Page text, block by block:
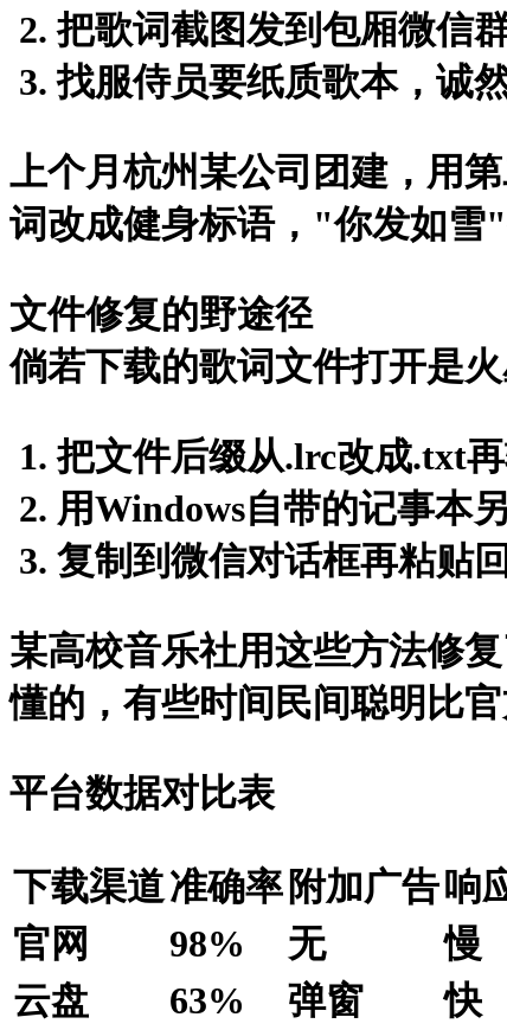
把歌词截图发到包厢微信
找服侍员要纸质歌本，诚
上个月杭州某公司团建，用
词改成健身标语，"你发如雪
文件修复的野途径
倘若下载的歌词文件打开是
把文件后缀从.lrc改成.txt再
用Windows自带的记事本
复制到微信对话框再粘贴
某高校音乐社用这些方法修
懂的，有些时间民间聪明比官
平台数据对比表
下载渠道准确率 附加广告响
官网
98% 无
慢
云盘
63% 弹窗
快